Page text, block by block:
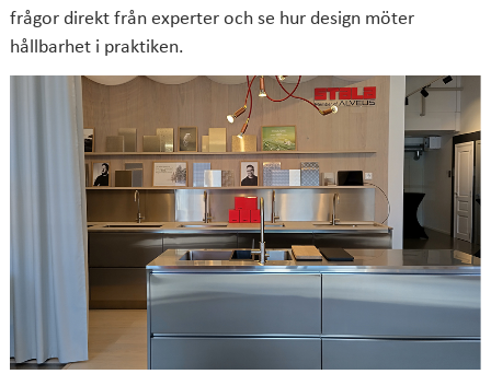
frågor direkt från experter och se hur design möter
hållbarhet i praktiken.